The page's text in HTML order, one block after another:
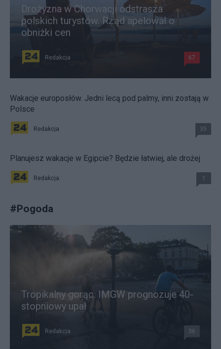
Drożyzna w Chorwacji odstrasza
polskich turystów. Rząd apelował o
obniżki cen
Redakcja 67
Wakacje europosłów. Jedni lecą pod palmy, inni zostają w
Polsce
Redakcja 35
Planujesz wakacje w Egipcie? Będzie łatwiej, ale drożej
Redakcja 1
#Pogoda
Tropikalny gorąc. IMGW prognozuje 40-
stopniowy upał
Redakcja 36